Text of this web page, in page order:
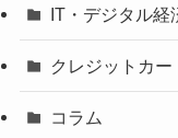
IT・デジタル経
クレジットカー
コラム